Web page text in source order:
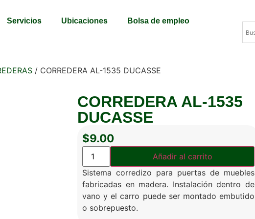
Servicios Ubicaciones Bolsa de empleo
/ CORREDERA AL-1535 DUCASSE
CORREDERA AL-1535
DUCASSE
$9.00
Añadir al carrito
Sistema corredizo para puertas de muebles
fabricadas en madera. Instalación dentro de
vano y el carro puede ser montado embutido
o sobrepuesto.